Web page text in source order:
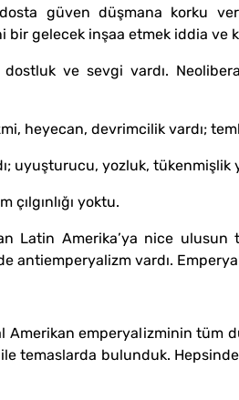
güven düşmana korku
gelecek inşaa etmek iddia ve
ve sevgi vardı.
heyecan, devrimcilik vardı;
uyuşturucu, yozluk, tükenmişlik
çılgınlığı yoktu.
Latin Amerika’ya nice
antiemperyalizm vardı.
Amerikan emperyalizminin
bulunduk.